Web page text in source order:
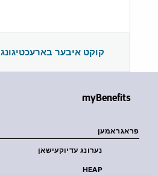
קוקט איבער בארעכטיגונג
myBenefits
פראגראמען
נערונג עדיוקעישאן
HEAP